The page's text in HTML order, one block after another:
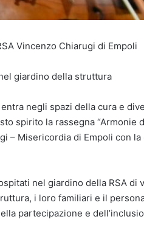
Vincenzo Chiarugi di Empoli
giardino della struttura
entra negli spazi della cura e
spirito la rassegna “Armonie
– Misericordia di Empoli con
nel giardino della RSA di
i loro familiari e il
partecipazione e